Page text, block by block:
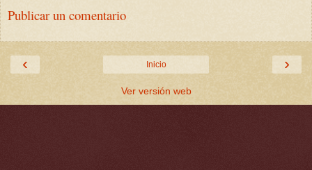
Publicar un comentario
‹ ›
Inicio
Ver versión web